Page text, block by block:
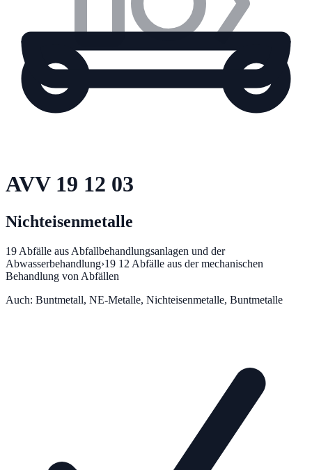
AVV 19 12 03
Nichteisenmetalle
19 Abfälle aus Abfallbehandlungsanlagen und der
Abwasserbehandlung›19 12 Abfälle aus der mechanischen
Behandlung von Abfällen
Auch: Buntmetall, NE-Metalle, Nichteisenmetalle, Buntmetalle